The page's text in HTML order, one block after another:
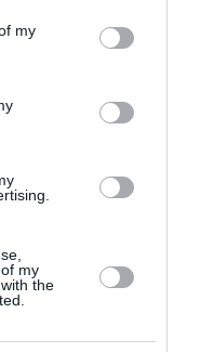
You may click to
third-party tags to
in below Google
my
my
the
ημερομηνία
η